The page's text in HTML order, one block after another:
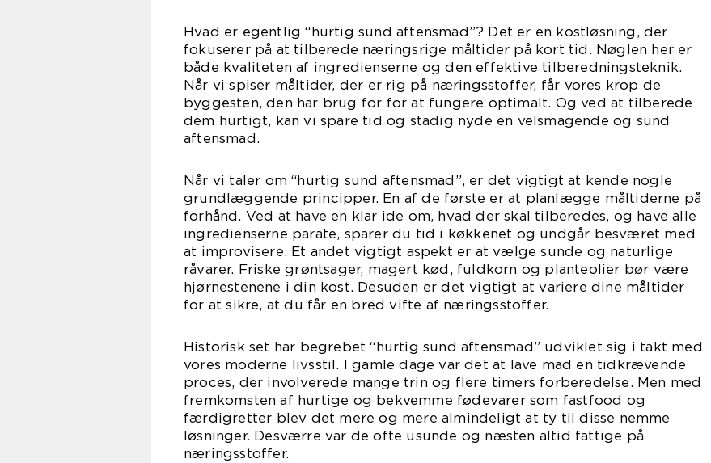
Hvad er egentlig “hurtig sund aftensmad”? Det er en kostløsning, der
fokuserer på at tilberede næringsrige måltider på kort tid. Nøglen her er
både kvaliteten af ingredienserne og den effektive tilberedningsteknik.
Når vi spiser måltider, der er rig på næringsstoffer, får vores krop de
byggesten, den har brug for for at fungere optimalt. Og ved at tilberede
dem hurtigt, kan vi spare tid og stadig nyde en velsmagende og sund
aftensmad.
Når vi taler om “hurtig sund aftensmad”, er det vigtigt at kende nogle
grundlæggende principper. En af de første er at planlægge måltiderne på
forhånd. Ved at have en klar ide om, hvad der skal tilberedes, og have alle
ingredienserne parate, sparer du tid i køkkenet og undgår besværet med
at improvisere. Et andet vigtigt aspekt er at vælge sunde og naturlige
råvarer. Friske grøntsager, magert kød, fuldkorn og planteolier bør være
hjørnestenene i din kost. Desuden er det vigtigt at variere dine måltider
for at sikre, at du får en bred vifte af næringsstoffer.
Historisk set har begrebet “hurtig sund aftensmad” udviklet sig i takt med
vores moderne livsstil. I gamle dage var det at lave mad en tidkrævende
proces, der involverede mange trin og flere timers forberedelse. Men med
fremkomsten af hurtige og bekvemme fødevarer som fastfood og
færdigretter blev det mere og mere almindeligt at ty til disse nemme
løsninger. Desværre var de ofte usunde og næsten altid fattige på
næringsstoffer.